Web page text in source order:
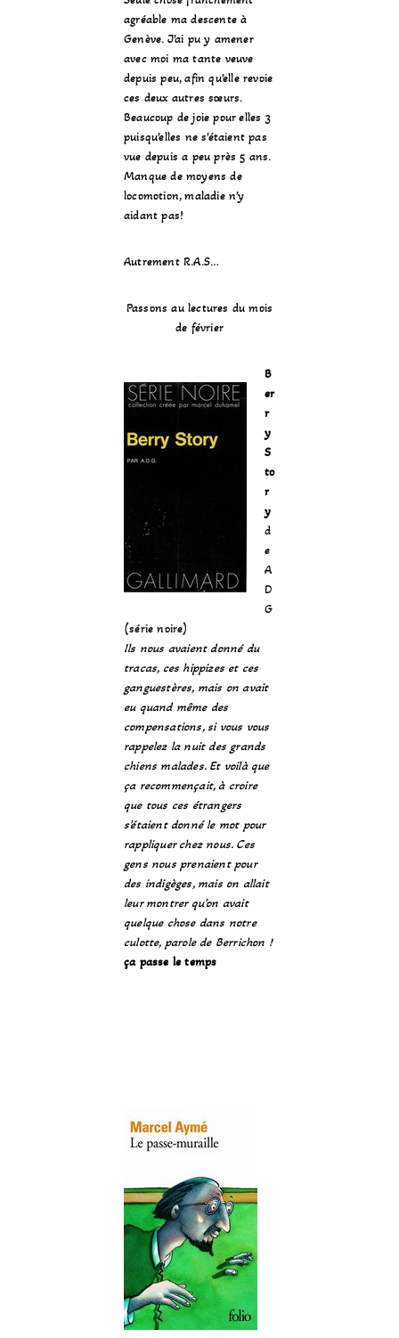
agréable ma descente à
Genève. J’ai pu y amener
avec moi ma tante veuve
depuis peu, afin qu’elle revoie
ces deux autres sœurs.
Beaucoup de joie pour elles 3
puisqu’elles ne s’étaient pas
vue depuis a peu près 5 ans.
Manque de moyens de
locomotion, maladie n’y
aidant pas!
Autrement R.A.S…
Passons au lectures du mois
de février
B
er
r
y
S
to
r
y
d
e
A
D
G
(série noire)
Ils nous avaient donné du
tracas, ces hippizes et ces
ganguestères, mais on avait
eu quand même des
compensations, si vous vous
rappelez la nuit des grands
chiens malades. Et voilà que
ça recommençait, à croire
que tous ces étrangers
s’étaient donné le mot pour
rappliquer chez nous. Ces
gens nous prenaient pour
des indigèges, mais on allait
leur montrer qu’on avait
quelque chose dans notre
culotte, parole de Berrichon !
ça passe le temps